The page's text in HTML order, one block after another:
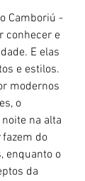
Camboriú -
conhecer e
E elas
e estilos.
modernos
o
na alta
fazem do
enquanto o
da